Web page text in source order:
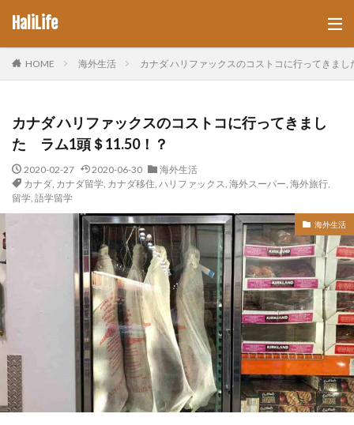
HaliLife
HOME 海外生活 カナダ ハリファックスのコストコに行ってきま
カナダ ハリファックスのコストコに行ってきまし
た ラム1頭＄11.50！？
2020-02-27 2020-06-30
海外生活
カナダ, カナダ留学, カナダ移住, ハリファックス, 海外スーパー, 海外旅行,
留学, 語学留学
海外生活